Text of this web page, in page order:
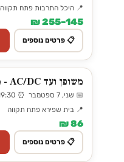
📍 היכל התרבות פתח תקווה
145–255 ₪
📋 פרטים נוספים
משופן ועד AC/DC - מופע פסנתר לאור נרות
📅 שני, 7 ספטמבר ⏰ 19:30
📍 בית שפירא פתח תקווה
86 ₪
📋 פרטים נוספים